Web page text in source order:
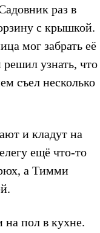
раз в
с крышкой.
мог забрать её
узнать, что
съел несколько
и кладут на
ещё что-то
а Тимми
на пол в кухне.